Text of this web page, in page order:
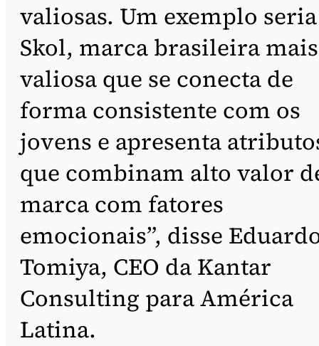
valiosas. Um exemplo
Skol, marca brasileira mais
valiosa que se conecta de
forma consistente com os
jovens e apresenta
que combinam alto valor
marca com fatores
emocionais”, disse
Tomiya, CEO da Kantar
Consulting para América
Latina.